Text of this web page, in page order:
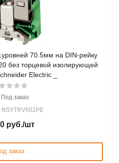
70.5мм на DIN-рейку
без торцевой изолирующей
Electric _
Под заказ
NSYTRV502PE
руб./шт
заказ